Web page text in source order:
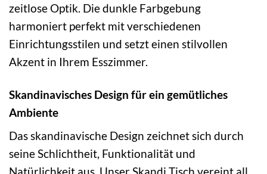
zeitlose Optik. Die dunkle Farbgebung
harmoniert perfekt mit verschiedenen
Einrichtungsstilen und setzt einen stilvollen
Akzent in Ihrem Esszimmer.
Skandinavisches Design für ein gemütliches
Ambiente
Das skandinavische Design zeichnet sich durch
seine Schlichtheit, Funktionalität und